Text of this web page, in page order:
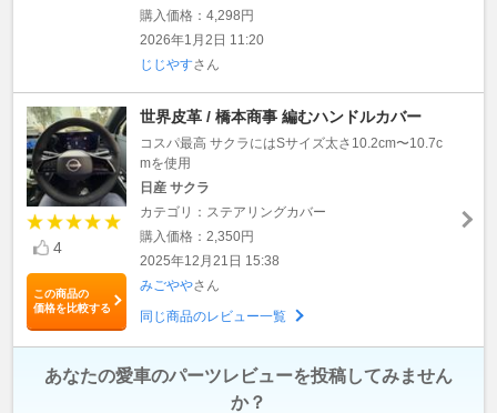
購入価格：4,298円
2026年1月2日 11:20
じじやすさん
4
この商品の
価格を比較する
世界皮革 / 橋本商事 編むハンドルカバー
コスパ最高 サクラにはSサイズ太さ10.2cm〜10.7c
mを使用
日産 サクラ
カテゴリ：ステアリングカバー
購入価格：2,350円
2025年12月21日 15:38
みごややさん
同じ商品のレビュー一覧
あなたの愛車のパーツレビューを投稿してみません
か？